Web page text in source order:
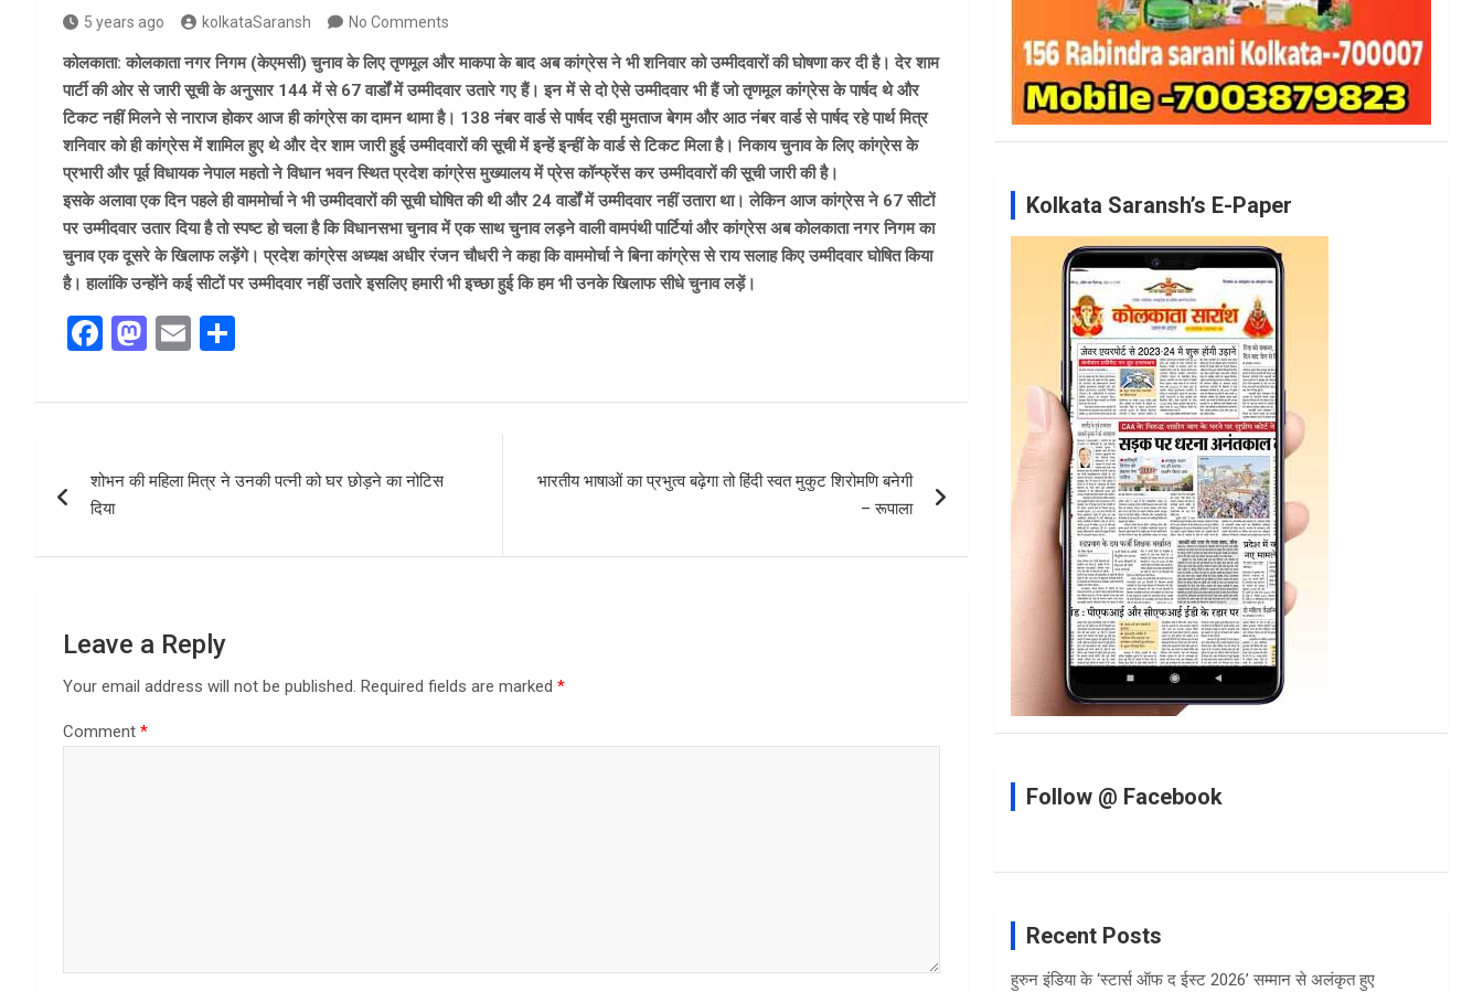
5 years ago kolkataSaransh No Comments
कोलकाता: कोलकाता नगर निगम (केएमसी) चुनाव के लिए तृणमूल और माकपा के बाद अब कांग्रेस ने भी शनिवार को उम्मीदवारों की घोषणा कर दी है। देर शाम
पार्टी की ओर से जारी सूची के अनुसार 144 में से 67 वार्डों में उम्मीदवार उतारे गए हैं। इन में से दो ऐसे उम्मीदवार भी हैं जो तृणमूल कांग्रेस के पार्षद थे और
टिकट नहीं मिलने से नाराज होकर आज ही कांग्रेस का दामन थामा है। 138 नंबर वार्ड से पार्षद रही मुमताज बेगम और आठ नंबर वार्ड से पार्षद रहे पार्थ मित्र
शनिवार को ही कांग्रेस में शामिल हुए थे और देर शाम जारी हुई उम्मीदवारों की सूची में इन्हें इन्हीं के वार्ड से टिकट मिला है। निकाय चुनाव के लिए कांग्रेस के
प्रभारी और पूर्व विधायक नेपाल महतो ने विधान भवन स्थित प्रदेश कांग्रेस मुख्यालय में प्रेस कॉन्फ्रेंस कर उम्मीदवारों की सूची जारी की है।
इसके अलावा एक दिन पहले ही वाममोर्चा ने भी उम्मीदवारों की सूची घोषित की थी और 24 वार्डों में उम्मीदवार नहीं उतारा था। लेकिन आज कांग्रेस ने 67 सीटों
पर उम्मीदवार उतार दिया है तो स्पष्ट हो चला है कि विधानसभा चुनाव में एक साथ चुनाव लड़ने वाली वामपंथी पार्टियां और कांग्रेस अब कोलकाता नगर निगम का
चुनाव एक दूसरे के खिलाफ लड़ेंगे। प्रदेश कांग्रेस अध्यक्ष अधीर रंजन चौधरी ने कहा कि वाममोर्चा ने बिना कांग्रेस से राय सलाह किए उम्मीदवार घोषित किया
है। हालांकि उन्होंने कई सीटों पर उम्मीदवार नहीं उतारे इसलिए हमारी भी इच्छा हुई कि हम भी उनके खिलाफ सीधे चुनाव लड़ें।
F
ce
o
o
k
M
st
d
n
E
ail ar
navigation
शोभन की महिला मित्र ने उनकी पत्नी को घर छोड़ने का नोटिस
दिया
भारतीय भाषाओं का प्रभुत्व बढ़ेगा तो हिंदी स्वत मुकुट शिरोमणि बनेगी
– रूपाला
Leave a Reply
Your email address will not be published. Required fields are marked *
Comment *
Kolkata Saransh’s E-Paper
Follow @ Facebook
Recent Posts
हुरुन इंडिया के ‘स्टार्स ऑफ द ईस्ट 2026’ सम्मान से अलंकृत हुए